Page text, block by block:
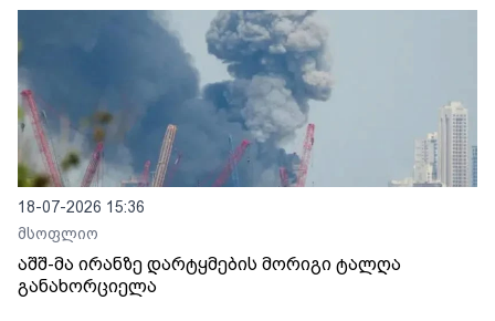
18-07-2026 15:36
მსოფლიო
აშშ-მა ირანზე დარტყმების მორიგი ტალღა
განახორციელა